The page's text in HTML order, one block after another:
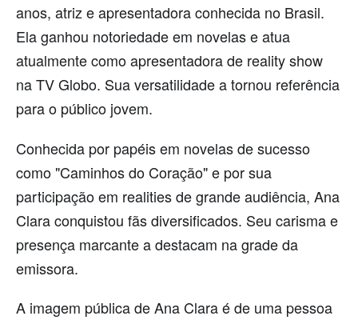
anos, atriz e apresentadora conhecida no Brasil.
Ela ganhou notoriedade em novelas e atua
atualmente como apresentadora de reality show
na TV Globo. Sua versatilidade a tornou referência
para o público jovem.
Conhecida por papéis em novelas de sucesso
como "Caminhos do Coração" e por sua
participação em realities de grande audiência, Ana
Clara conquistou fãs diversificados. Seu carisma e
presença marcante a destacam na grade da
emissora.
A imagem pública de Ana Clara é de uma pessoa